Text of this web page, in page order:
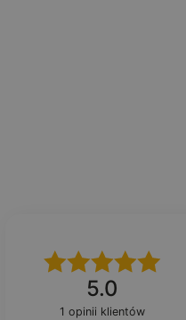
5.0
1 opinii klientów